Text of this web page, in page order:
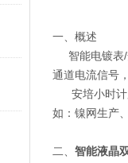
一、概述
智能电镀表/
通道电流信号
安培小时计
如：镍网生产
二、 智能液晶